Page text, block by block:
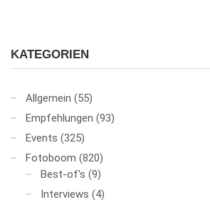
KATEGORIEN
Allgemein (55)
Empfehlungen (93)
Events (325)
Fotoboom (820)
Best-of's (9)
Interviews (4)